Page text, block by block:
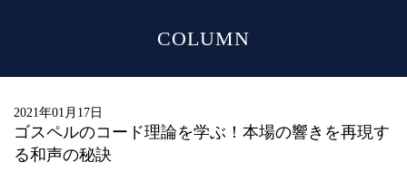
COLUMN
2021年01月17日
ゴスペルのコード理論を学ぶ！本場の響きを再現す
る和声の秘訣